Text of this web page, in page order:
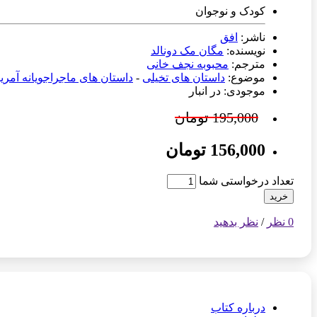
کودک و نوجوان
ناشر: افق
نویسنده: مگان مک دونالد
مترجم: محبوبه نجف خانی
موضوع: داستان های تخیلی - داستان های ماجراجویانه
موجودی: در انبار
195,000 تومان
156,000 تومان
تعداد درخواستی شما
خرید
0 نظر / نظر بدهید
درباره کتاب